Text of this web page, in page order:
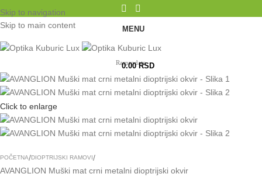
Skip to navigation
Skip to main content
MENU
0.00RSD
Rasprodato
Click to enlarge
POČETNA DIOPTRIJSKI RAMOVI
AVANGLION Muški mat crni metalni dioptrijski okvir